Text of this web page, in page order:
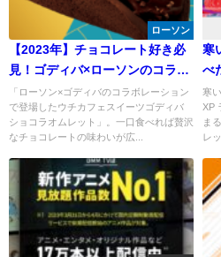
ローソン
【2023年】チョコレート好き必
見！ゴディバ×ローソンのコラボ
スイーツ「ショコラオムレット
」
「ローソン×ゴディバのコラボレーション
で登場したウチカフェスイーツゴディバ
ショコラオムレット」。一口食べれば贅沢
なチョコレートの味わいが広...
寒
べ
ツ
ー
寒
XP
ま
レ